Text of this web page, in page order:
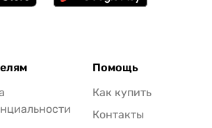
Помощь
Как купить
Контакты